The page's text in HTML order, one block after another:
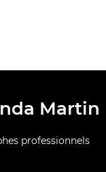
Martin
professionnels